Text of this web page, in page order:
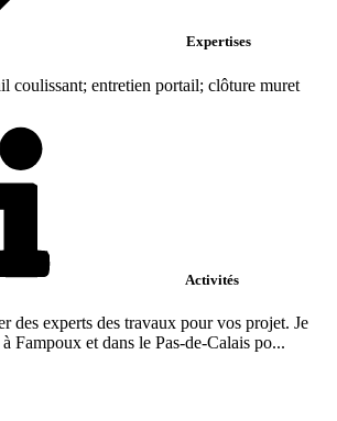
Expertises
coulissant; entretien portail; clôture muret
Activités
des experts des travaux pour vos projet. Je
Fampoux et dans le Pas-de-Calais po...